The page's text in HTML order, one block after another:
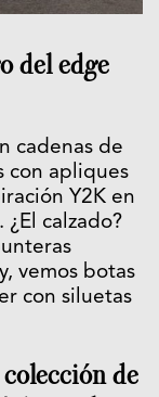
del edge
cadenas de
con apliques
Y2K en
calzado?
vemos botas
con siluetas
colección de